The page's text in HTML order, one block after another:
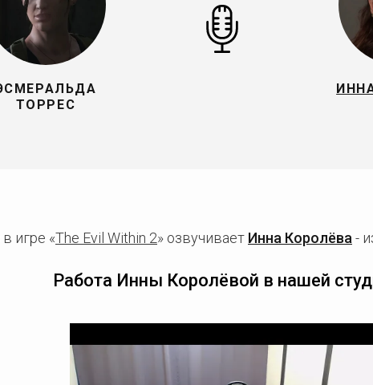
ТОРРЕС
игре «The Evil Within 2» озвучивает Инна Королёва -
Работа Инны Королёвой в нашей